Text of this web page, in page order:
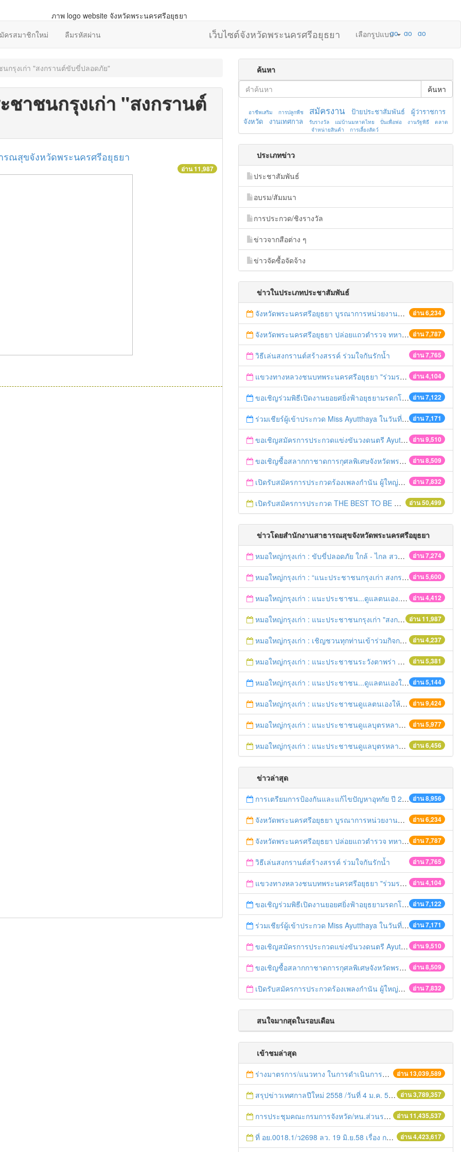
ครสมาชิกใหม่ ลืมรหัสผ่าน เว็บไซต์จังหวัดพระนครศรีอยุธยา เลือกรูปแบบ
กรุงเก่า "สงกรานต์ขับขี่ปลอดภัย"
าชนกรุงเก่า "สงกรานต์
รณสุขจังหวัดพระนครศรีอยุธยา
อ่าน 11,987
ค้นหา
ค้นหา
อาชีพเสริม การปลูกพืช สมัครงาน ป้ายประชาสัมพันธ์
ผู้ว่าราชการ
จังหวัด
งานเทศกาล รับรางวัล แม่บ้านมหาดไทย ปั่นเพื่อพ่อ งานรัฐพิธี
ตลาด
จำหน่ายสินค้า
การเลี้ยงสัตว์
ประเภทข่าว
ประชาสัมพันธ์
อบรม/สัมมนา
การประกวด/ชิงรางวัล
ข่าวจากสือต่าง ๆ
ข่าวจัดซื้อจัดจ้าง
ข่าวในประเภทประชาสัมพันธ์
อ่าน 6,234
จังหวัดพระนครศรีอยุธยา บูรณาการหน่วยงานที่เกี่ยวข้อง ลงพื้นที่จัดระเบียบและดำเนินมาตรการตามบทลงโทษสูงสุดกับผู้ประกอบการร้านค้าที่ยังฝ่าฝืนตั้งร้านค้ารุกล้ำเขตพื้นที่ทางหลวง เตรียมความปลอดภัยก่อนเทศกาลสงกรานต์
อ่าน 7,787
จังหวัดพระนครศรีอยุธยา ปล่อยแถวตำรวจ ทหาร ฝ่ายปกครอง กว่า 100 นาย ตรวจเข้มท่ารถสาธารณะ สถานีขนส่งรถโดยสาร วินรถตู้ และสถานีรถไฟ เตรียมรับมือเทศกาลสงกรานต์
อ่าน 7,765
วิธีเล่นสงกรานต์สร้างสรรค์ ร่วมใจกันรักน้ำ
อ่าน 4,104
แขวงทางหลวงชนบทพระนครศรีอยุธยา "ร่วมรณรงค์ ขับช้า เปิดไฟหน้า คาดเข็มขัด" เทศกาลสงกรานต์ ปี 2561
อ่าน 7,122
ขอเชิญร่วมพิธีเปิดงานยอยศยิ่งฟ้าอยุธยามรดกโลก
อ่าน 7,171
ร่วมเชียร์ผู้เข้าประกวด Miss Ayutthaya ในวันที่ 15 ธันวาคม 2560
อ่าน 9,510
ขอเชิญสมัครการประกวดแข่งขันวงดนตรี Ayutthaya battle of the bands
อ่าน 8,509
ขอเชิญซื้อสลากกาชาดการกุศลพิเศษจังหวัดพระนครศรีอยุธยา 2560
อ่าน 7,832
เปิดรับสมัครการประกวดร้องเพลงกำนัน ผู้ใหญ่บ้าน ฯลฯ
อ่าน 50,499
เปิดรับสมัครการประกวด THE BEST TO BE NUMBER ONE
ข่าวโดยสำนักงานสาธารณสุขจังหวัดพระนครศรีอยุธยา
อ่าน 7,274
หมอใหญ่กรุงเก่า : ขับขี่ปลอดภัย ใกล้ - ไกล สวมหมวกนิรภัย
อ่าน 5,600
หมอใหญ่กรุงเก่า : “แนะประชาชนกรุงเก่า สงกรานต์ร่วมขับขี่ปลอดภัย
อ่าน 4,412
หมอใหญ่กรุงเก่า : แนะประชาชน...ดูแลตนเอง...“รับมือภัยแล้ง”
อ่าน 11,987
หมอใหญ่กรุงเก่า : แนะประชาชนกรุงเก่า "สงกรานต์ขับขี่ปลอดภัย"
อ่าน 4,237
หมอใหญ่กรุงเก่า : เชิญชวนทุกท่านเข้าร่วมกิจกรรมวิ่งเพื่อสุขภาพ 7เมษายนนี้ 5โมงเย็น
อ่าน 5,381
หมอใหญ่กรุงเก่า : แนะประชาชนระวังตาพร่า ปวดศีรษะ ชาครึ่งซีก เสี่ยงอัมพฤกษ์ อัมพาต
อ่าน 5,144
หมอใหญ่กรุงเก่า : แนะประชาชน...ดูแลตนเองให้ห่างไกลโรค...ในช่วงฤดูร้อน
อ่าน 9,424
หมอใหญ่กรุงเก่า : แนะประชาชนดูแลตนเองให้ห่างไกลวัณโรค
อ่าน 5,977
หมอใหญ่กรุงเก่า : แนะประชาชนดูแลบุตรหลาน ป้องกันเด็กจมน้ำตายในช่วงฤดูร้อน
อ่าน 6,456
หมอใหญ่กรุงเก่า : แนะประชาชนดูแลบุตรหลาน ป้องกันเด็กจมน้ำตายในช่วงฤดูร้อน
ข่าวล่าสุด
อ่าน 8,956
การเตรียมการป้องกันและแก้ไขปัญหาอุทกัย ปี 2561
อ่าน 6,234
จังหวัดพระนครศรีอยุธยา บูรณาการหน่วยงานที่เกี่ยวข้อง ลงพื้นที่จัดระเบียบและดำเนินมาตรการตามบทลงโทษสูงสุดกับผู้ประกอบการร้านค้าที่ยังฝ่าฝืนตั้งร้านค้ารุกล้ำเขตพื้นที่ทางหลวง เตรียมความปลอดภัยก่อนเทศกาลสงกรานต์
อ่าน 7,787
จังหวัดพระนครศรีอยุธยา ปล่อยแถวตำรวจ ทหาร ฝ่ายปกครอง กว่า 100 นาย ตรวจเข้มท่ารถสาธารณะ สถานีขนส่งรถโดยสาร วินรถตู้ และสถานีรถไฟ เตรียมรับมือเทศกาลสงกรานต์
อ่าน 7,765
วิธีเล่นสงกรานต์สร้างสรรค์ ร่วมใจกันรักน้ำ
อ่าน 4,104
แขวงทางหลวงชนบทพระนครศรีอยุธยา "ร่วมรณรงค์ ขับช้า เปิดไฟหน้า คาดเข็มขัด" เทศกาลสงกรานต์ ปี 2561
อ่าน 7,122
ขอเชิญร่วมพิธีเปิดงานยอยศยิ่งฟ้าอยุธยามรดกโลก
อ่าน 7,171
ร่วมเชียร์ผู้เข้าประกวด Miss Ayutthaya ในวันที่ 15 ธันวาคม 2560
อ่าน 9,510
ขอเชิญสมัครการประกวดแข่งขันวงดนตรี Ayutthaya battle of the bands
อ่าน 8,509
ขอเชิญซื้อสลากกาชาดการกุศลพิเศษจังหวัดพระนครศรีอยุธยา 2560
อ่าน 7,832
เปิดรับสมัครการประกวดร้องเพลงกำนัน ผู้ใหญ่บ้าน ฯลฯ
สนใจมากสุดในรอบเดือน
เข้าชมล่าสุด
อ่าน 13,039,589
ร่างมาตรการ/แนวทาง ในการดำเนินการประกอบการตรวจราชการแบบบูรณาการ
อ่าน 3,789,357
สรุปข่าวเทศกาลปีใหม่ 2558 /วันที่ 4 ม.ค. 58
อ่าน 11,435,537
การประชุมคณะกรมการจังหวัด/หน.ส่วนราชการประจำเดือน มิถุนายน 2558
อ่าน 4,423,617
ที่ อย.0018.1/ว2698 ลว. 19 มิ.ย.58 เรื่อง การแก้ไขปัญหาหนี้สินให้แก่เกษตรกร